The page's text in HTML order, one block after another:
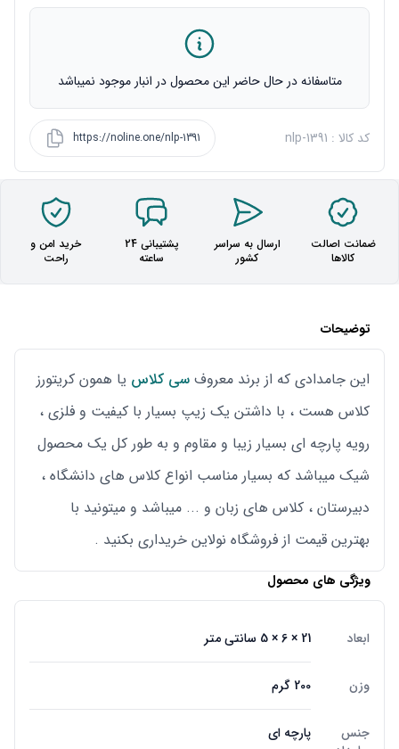
متاسفانه در حال حاضر این محصول در انبار موجود نمیباشد
کد کالا : nlp-1391 https://noline.one/nlp-1391
ضمانت اصالت
کالاها
ارسال به سراسر
کشور
پشتیبانی 24
ساعته
خرید امن و
راحت
توضیحات
این جامدادی که از برند معروف سی کلاس یا همون کریتورز
کلاس هست ، با داشتن یک زیپ بسیار با کیفیت و فلزی ،
رویه پارچه ای بسیار زیبا و مقاوم و به طور کل یک محصول
شیک میباشد که بسیار مناسب انواع کلاس های دانشگاه ،
دبیرستان ، کلاس های زبان و ... میباشد و میتونید با
بهترین قیمت از فروشگاه نولاین خریداری بکنید .
ویژگی های محصول
ابعاد 21 × 6 × 5 سانتی متر
وزن 200 گرم
جنس
پارچه ای